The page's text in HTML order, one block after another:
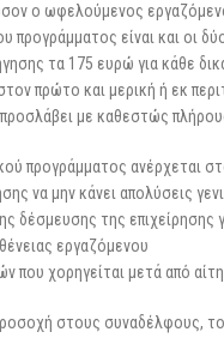
ο ωφελούμενος
προγράμματος είναι και
τα 175 ευρώ για κάθε
πρώτο και μερική ή εκ
με καθεστώς
προγράμματος ανέρχεται
να μην κάνει απολύσεις
δέσμευσης της
εργαζόμενου
που χορηγείται μετά από
στους συναδέλφους,